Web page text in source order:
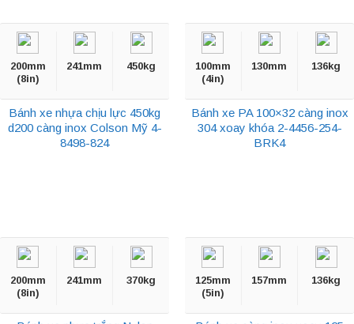
200mm
(8in)
241mm 450kg
Bánh xe nhựa chịu lực 450kg
d200 càng inox Colson Mỹ 4-
8498-824
100mm
(4in)
130mm 136kg
Bánh xe PA 100×32 càng inox
304 xoay khóa 2-4456-254-
BRK4
200mm
(8in)
241mm 370kg
125mm
(5in)
157mm 136kg